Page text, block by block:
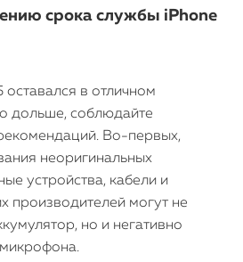
срока службы iPhone
в отличном
дольше, соблюдайте
Во-первых,
неоригинальных
устройства, кабели и
производителей могут не
но и негативно